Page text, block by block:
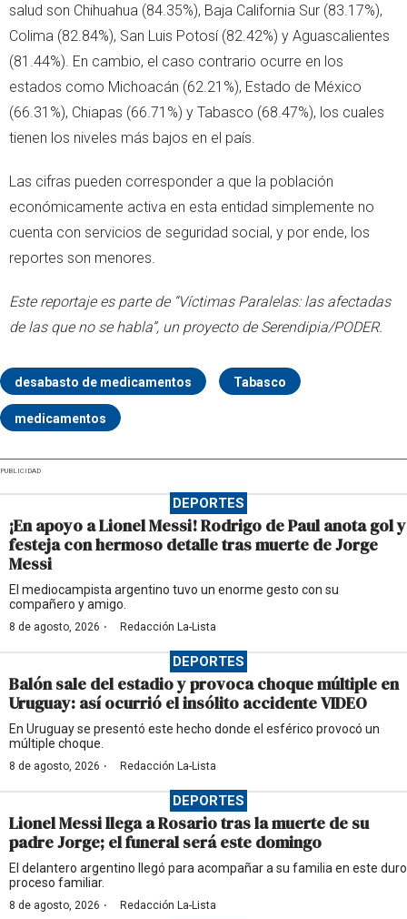
salud son Chihuahua (84.35%), Baja California Sur (83.17%),
Colima (82.84%), San Luis Potosí (82.42%) y Aguascalientes
(81.44%). En cambio, el caso contrario ocurre en los
estados como Michoacán (62.21%), Estado de México
(66.31%), Chiapas (66.71%) y Tabasco (68.47%), los cuales
tienen los niveles más bajos en el país.
Las cifras pueden corresponder a que la población
económicamente activa en esta entidad simplemente no
cuenta con servicios de seguridad social, y por ende, los
reportes son menores.
Este reportaje es parte de “Víctimas Paralelas: las afectadas
de las que no se habla”, un proyecto de Serendipia/PODER.
desabasto de medicamentos Tabasco
medicamentos
PUBLICIDAD
DEPORTES
¡En apoyo a Lionel Messi! Rodrigo de Paul anota gol y
festeja con hermoso detalle tras muerte de Jorge
Messi
El mediocampista argentino tuvo un enorme gesto con su
compañero y amigo.
8 de agosto, 2026 · Redacción La-Lista
DEPORTES
Balón sale del estadio y provoca choque múltiple en
Uruguay: así ocurrió el insólito accidente VIDEO
En Uruguay se presentó este hecho donde el esférico provocó un
múltiple choque.
8 de agosto, 2026 · Redacción La-Lista
DEPORTES
Lionel Messi llega a Rosario tras la muerte de su
padre Jorge; el funeral será este domingo
El delantero argentino llegó para acompañar a su familia en este duro
proceso familiar.
8 de agosto, 2026 · Redacción La-Lista